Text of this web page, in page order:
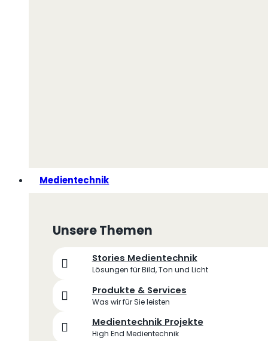
Medientechnik
Unsere Themen
Stories Medientechnik
Lösungen für Bild, Ton und Licht
Produkte & Services
Was wir für Sie leisten
Medientechnik Projekte
High End Medientechnik